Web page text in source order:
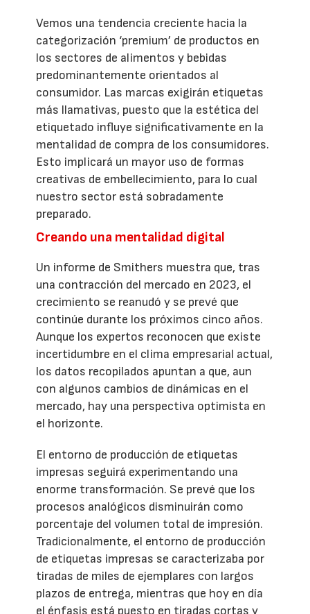
Vemos una tendencia creciente hacia la
categorización ‘premium’ de productos en
los sectores de alimentos y bebidas
predominantemente orientados al
consumidor. Las marcas exigirán etiquetas
más llamativas, puesto que la estética del
etiquetado influye significativamente en la
mentalidad de compra de los consumidores.
Esto implicará un mayor uso de formas
creativas de embellecimiento, para lo cual
nuestro sector está sobradamente
preparado.
Creando una mentalidad digital
Un informe de Smithers muestra que, tras
una contracción del mercado en 2023, el
crecimiento se reanudó y se prevé que
continúe durante los próximos cinco años.
Aunque los expertos reconocen que existe
incertidumbre en el clima empresarial actual,
los datos recopilados apuntan a que, aun
con algunos cambios de dinámicas en el
mercado, hay una perspectiva optimista en
el horizonte.
El entorno de producción de etiquetas
impresas seguirá experimentando una
enorme transformación. Se prevé que los
procesos analógicos disminuirán como
porcentaje del volumen total de impresión.
Tradicionalmente, el entorno de producción
de etiquetas impresas se caracterizaba por
tiradas de miles de ejemplares con largos
plazos de entrega, mientras que hoy en día
el énfasis está puesto en tiradas cortas y